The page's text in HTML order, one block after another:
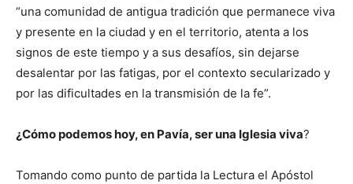
“una comunidad de antigua tradición que permanece viva
y presente en la ciudad y en el territorio, atenta a los
signos de este tiempo y a sus desafíos, sin dejarse
desalentar por las fatigas, por el contexto secularizado y
por las dificultades en la transmisión de la fe”.
¿Cómo podemos hoy, en Pavía, ser una Iglesia viva?
Tomando como punto de partida la Lectura el Apóstol